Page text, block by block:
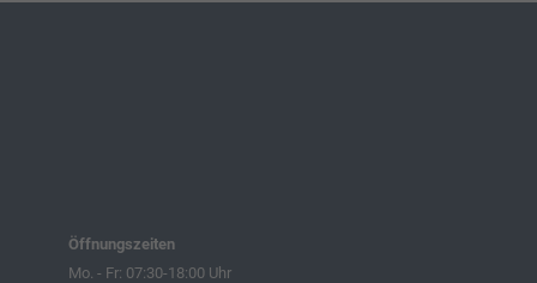
Öffnungszeiten
Mo. - Fr: 07:30-18:00 Uhr